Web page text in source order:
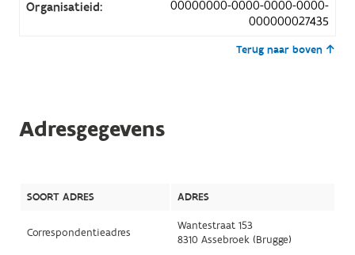
Organisatieid:
00000000-0000-0000-0000-
000000027435
Terug naar boven
Adresgegevens
SOORT ADRES ADRES
Correspondentieadres
Wantestraat 153
8310 Assebroek (Brugge)